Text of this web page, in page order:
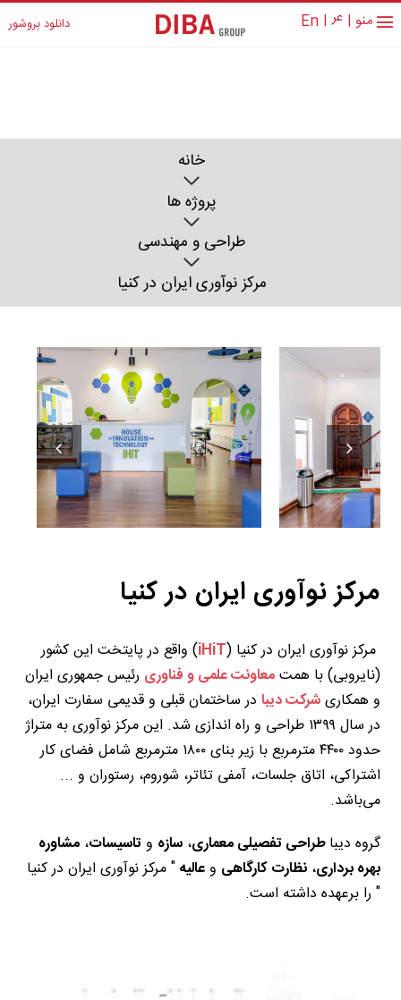
دانلود بروشور منو | عر |
En
خانه
پروژه ها
طراحی و مهندسی
مرکز نوآوری ایران در کنیا
مرکز نوآوری ایران در کنیا
مرکز نوآوری ایران در کنیا (iHiT) واقع در پایتخت این کشور
(نایروبی) با همتمعاونت علمی و فناوری رئیس جمهوری ایران
و همکاریشرکت دیبا در ساختمان قبلی و قدیمی سفارت ایران،
در سال ۱۳۹۹ طراحی و راه اندازی شد. این مرکز نوآوری به متراژ
حدود ۴۴۰۰ مترمربع با زیر بنای ۱۸۰۰ مترمربع شامل فضای کار
اشتراکی، اتاق جلسات، آمفی تئاتر، شوروم، رستوران و ...
می‌باشد.
گروه دیباطراحی تفصیلی معماری، سازه و تاسیسات، مشاوره
بهره برداری، نظارت کارگاهی وعالیه" مرکز نوآوری ایران در کنیا
" را برعهده داشته است.